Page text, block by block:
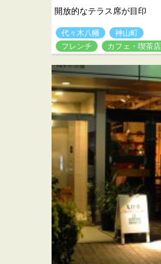
開放的なテラス席が目印
代々木八幡
神山町
フレンチ
カフェ・喫茶店